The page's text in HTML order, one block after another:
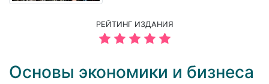
РЕЙТИНГ ИЗДАНИЯ
Основы экономики и бизнеса